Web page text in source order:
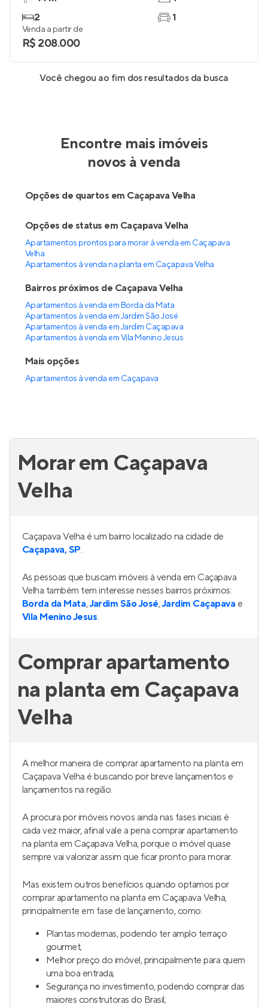
2
1
Venda a partir de
R$ 208.000
Você chegou ao fim dos resultados da busca
Encontre mais imóveis
novos à venda
Opções de quartos em Caçapava Velha
Opções de status em Caçapava Velha
Apartamentos prontos para morar à venda em Caçapava
Velha
Apartamentos à venda na planta em Caçapava Velha
Bairros próximos de Caçapava Velha
Apartamentos à venda em Borda da Mata
Apartamentos à venda em Jardim São José
Apartamentos à venda em Jardim Caçapava
Apartamentos à venda em Vila Menino Jesus
Mais opções
Apartamentos à venda em Caçapava
Morar em Caçapava
Velha
Caçapava Velha é um bairro localizado na cidade de
Caçapava, SP.
As pessoas que buscam imóveis à venda em Caçapava
Velha também tem interesse nesses bairros próximos:
Borda da Mata,Jardim São José,Jardim Caçapava e
Vila Menino Jesus.
Comprar apartamento
na planta em Caçapava
Velha
A melhor maneira de comprar apartamento na planta em
Caçapava Velha é buscando por breve lançamentos e
lançamentos na região.
A procura por imóveis novos ainda nas fases iniciais é
cada vez maior, afinal vale a pena comprar apartamento
na planta em Caçapava Velha, porque o imóvel quase
sempre vai valorizar assim que ficar pronto para morar.
Mas existem outros benefícios quando optamos por
comprar apartamento na planta em Caçapava Velha,
principalmente em fase de lançamento, como:
Plantas modernas, podendo ter amplo terraço
gourmet;
Melhor preço do imóvel, principalmente para quem
uma boa entrada;
Segurança no investimento, podendo comprar das
maiores construtoras do Brasil;